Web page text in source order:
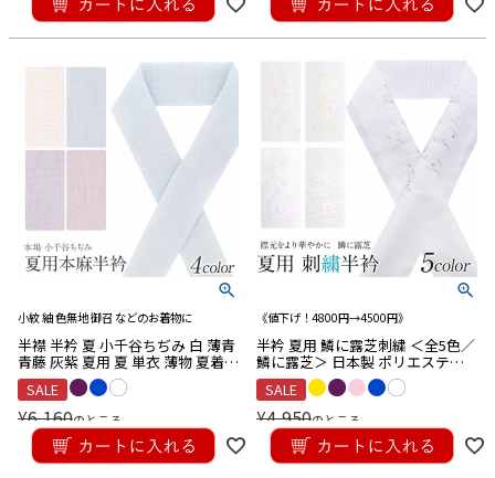
6,380税込 3,960税込
小紋 紬 色無地 御召 などのお着物に
半襟 半衿 夏 小千谷ちぢみ 白 薄青
青藤 灰紫 夏用 夏 単衣 薄物 夏着物
小千谷縮 ちぢみ 日本製
SALE
¥6,160のところ
5,830税込
《値下げ！4800円→4500円》
半衿 夏用 鱗に露芝刺繍 ＜全5色／
鱗に露芝＞ 日本製 ポリエステル
100％
SALE
¥4,950のところ
3,960税込